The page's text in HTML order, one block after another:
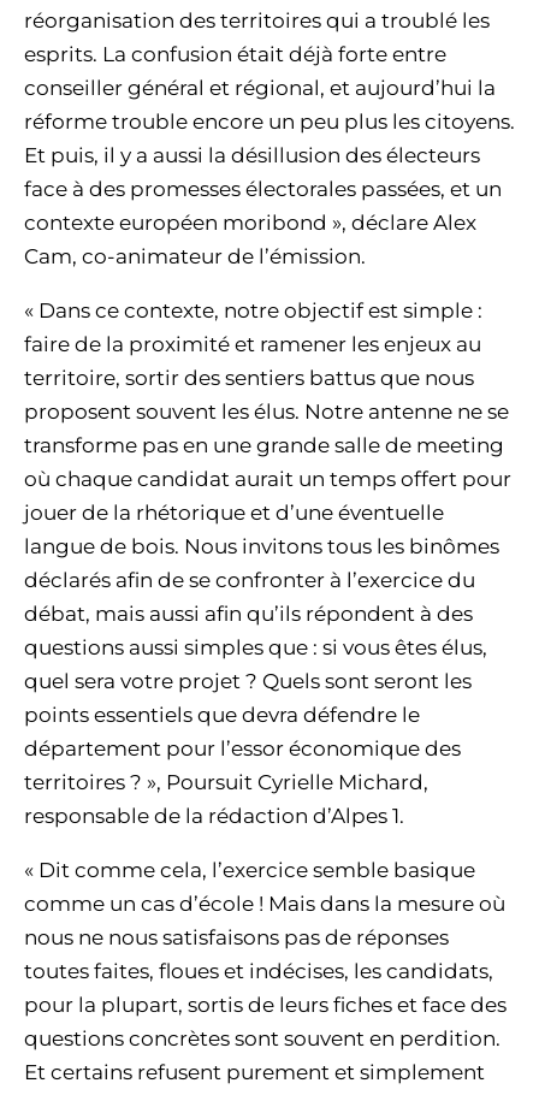
réorganisation des territoires qui a troublé les
esprits. La confusion était déjà forte entre
conseiller général et régional, et aujourd’hui la
réforme trouble encore un peu plus les citoyens.
Et puis, il y a aussi la désillusion des électeurs
face à des promesses électorales passées, et un
contexte européen moribond », déclare Alex
Cam, co-animateur de l’émission.
« Dans ce contexte, notre objectif est simple :
faire de la proximité et ramener les enjeux au
territoire, sortir des sentiers battus que nous
proposent souvent les élus. Notre antenne ne se
transforme pas en une grande salle de meeting
où chaque candidat aurait un temps offert pour
jouer de la rhétorique et d’une éventuelle
langue de bois. Nous invitons tous les binômes
déclarés afin de se confronter à l’exercice du
débat, mais aussi afin qu’ils répondent à des
questions aussi simples que : si vous êtes élus,
quel sera votre projet ? Quels sont seront les
points essentiels que devra défendre le
département pour l’essor économique des
territoires ? », Poursuit Cyrielle Michard,
responsable de la rédaction d’Alpes 1.
« Dit comme cela, l’exercice semble basique
comme un cas d’école ! Mais dans la mesure où
nous ne nous satisfaisons pas de réponses
toutes faites, floues et indécises, les candidats,
pour la plupart, sortis de leurs fiches et face des
questions concrètes sont souvent en perdition.
Et certains refusent purement et simplement